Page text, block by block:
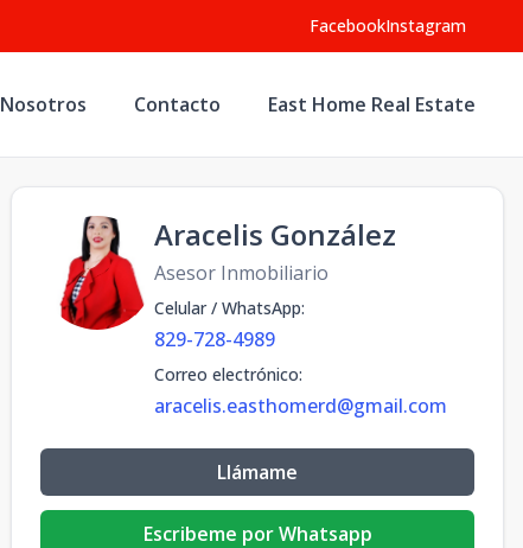
FacebookInstagram
Nosotros Contacto East Home Real Estate
Aracelis González
Asesor Inmobiliario
Celular / WhatsApp:
829-728-4989
Correo electrónico:
aracelis.easthomerd@gmail.com
Llámame
Escribeme por Whatsapp